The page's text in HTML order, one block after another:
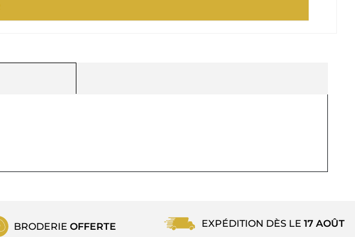
BRODERIE OFFERTE EXPÉDITION DÈS LE 17 AOÛT